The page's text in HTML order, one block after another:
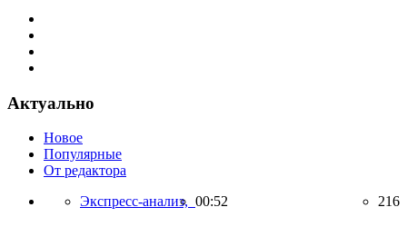
Актуально
Новое
Популярные
От редактора
Экспресс-анализ, 00:52 216